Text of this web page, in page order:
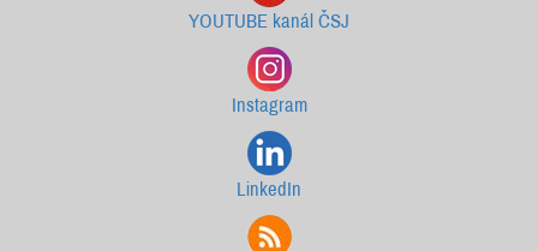
YOUTUBE kanál ČSJ
Instagram
LinkedIn